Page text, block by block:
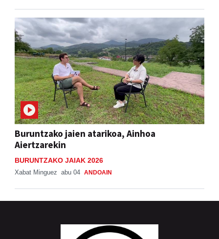
Buruntzako jaien atarikoa, Ainhoa
Aiertzarekin
BURUNTZAKO JAIAK 2026
Xabat Minguez abu 04 ANDOAIN